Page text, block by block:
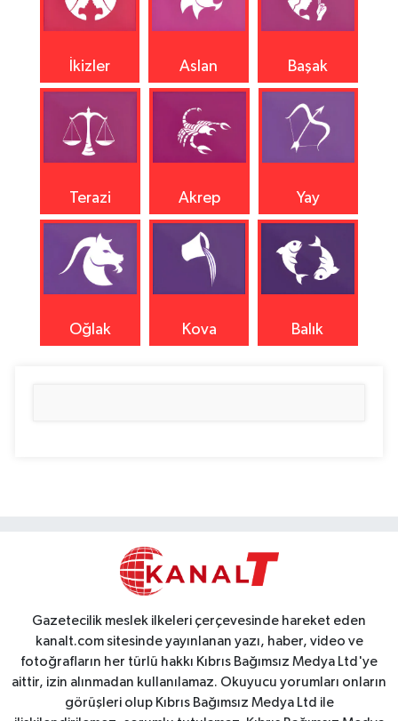
İkizler Aslan Başak
Terazi Akrep Yay
Oğlak Kova Balık
Gazetecilik meslek ilkeleri çerçevesinde hareket eden
kanalt.com sitesinde yayınlanan yazı, haber, video ve
fotoğrafların her türlü hakkı Kıbrıs Bağımsız Medya Ltd'ye
aittir, izin alınmadan kullanılamaz. Okuyucu yorumları onların
görüşleri olup Kıbrıs Bağımsız Medya Ltd ile